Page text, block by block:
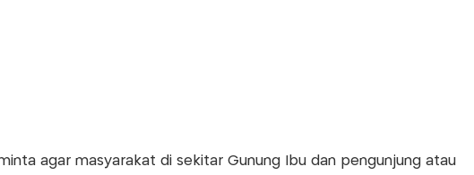
agar masyarakat di sekitar Gunung Ibu dan pengunjung atau